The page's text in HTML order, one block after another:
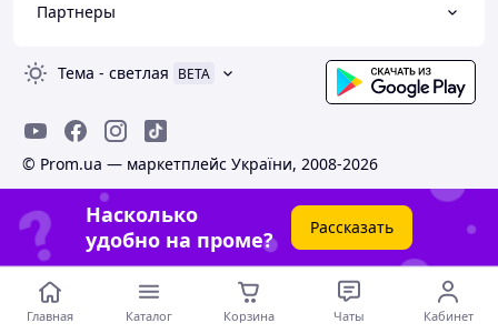
Партнеры
Тема - светлая BETA
© Prom.ua — маркетплейс України, 2008-2026
Насколько
удобно на проме?
Рассказать
Главная Каталог Корзина Чаты Кабинет